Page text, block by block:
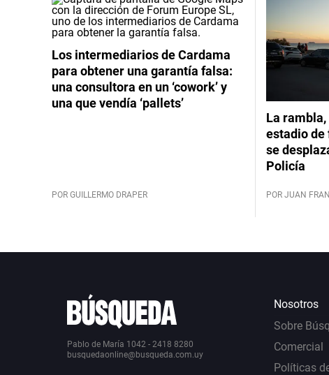
Los intermediarios de Cardama
para obtener una garantía falsa:
una consultora en un ‘cowork’ y
una que vendía ‘pallets’
POR GUILLERMO DRAPER
La rambla,
estadio
se
Policía
POR JUAN
Pablo de María 1042 - 2418 8280
busquedaonline@busqueda.com.uy
Nosotros
Sobre
Comercial
Políticas